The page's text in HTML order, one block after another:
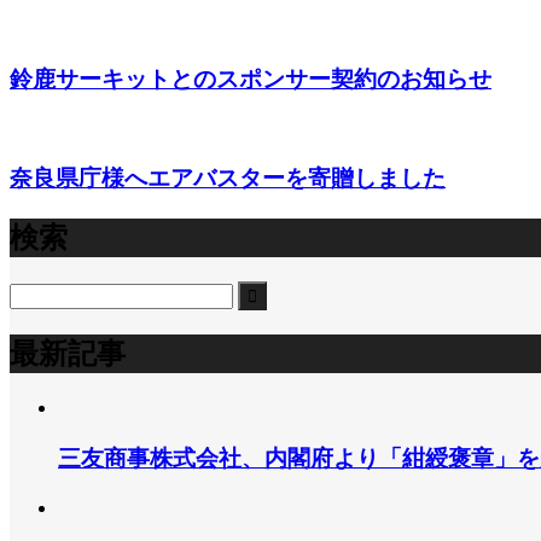
鈴鹿サーキットとのスポンサー契約のお知らせ
奈良県庁様へエアバスターを寄贈しました
検索
最新記事
三友商事株式会社、内閣府より「紺綬褒章」